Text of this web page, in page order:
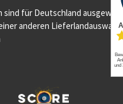
sind für Deutschland
anderen Lieferlandauswahl